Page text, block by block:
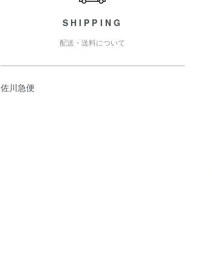
SHIPPING
配送・送料について
佐川急便